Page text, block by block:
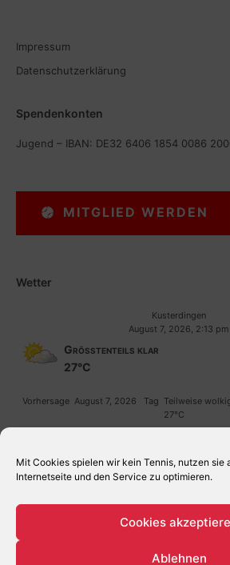
Mit Cookies spielen wir kein Tennis, nutzen sie
Internetseite und den Service zu optimieren.
Cookies
Ablehnen
Impressum
Datenschutzerklärung
Spendenkonten
Jugend – IBAN: DE32 6406 1854 0086
MITGLIED WERDEN
Wetter
Kusterdingen
August 7, 2026, 2:13 pm
Größtenteils klar
27°C
Vorhersage August 7, 2026 Tag Teilweise
27°C